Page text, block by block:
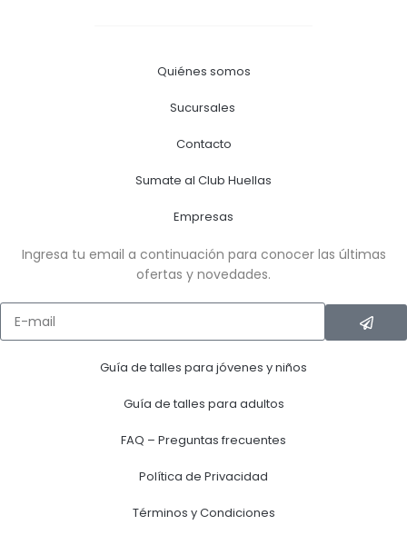
Quiénes somos
Sucursales
Contacto
Sumate al Club Huellas
Empresas
Ingresa tu email a continuación para conocer las últimas
ofertas y novedades.
Guía de talles para jóvenes y niños
Guía de talles para adultos
FAQ – Preguntas frecuentes
Política de Privacidad
Términos y Condiciones